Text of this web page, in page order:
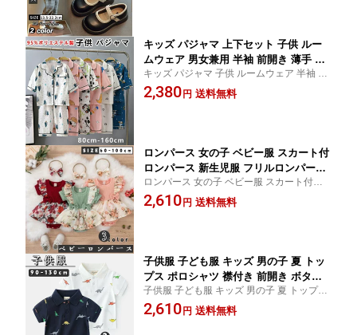
キッズ パジャマ 上下セット 子供 ルー
ムウェア 男女兼用 半袖 前開き 薄手 セ
ットアップ おしゃれ 部屋着 春夏 女の
子 男の子 小学生 ジュニア 保育園
キッズ パジャマ 子供 ルームウェア 半袖 女
の子 男の子 前開き
2,380 円 送料無料
ロンパース 女の子 ベビー服 スカート付
ロンパース 新生児服 フリルロンパース
ベビー 赤ちゃん 出産祝い おしゃれ 春
夏
ロンパース 女の子 ベビー服 スカート付ロ
ンパース 新生児服
2,610 円 送料無料
子供服 子ども服 キッズ 男の子 夏 トッ
プス ポロシャツ 襟付き 前開き ボタン
半袖 Tシャツ 子供服 ボーイズ カジュア
ル 通園 通学
子供服 子ども服 キッズ 男の子 夏 トップス
ポロシャツ 襟付き
2,610 円 送料無料